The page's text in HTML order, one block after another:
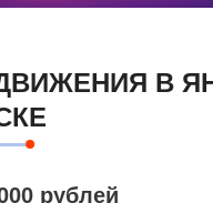
В
рублей